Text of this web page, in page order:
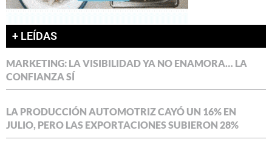
+ LEÍDAS
MARKETING: LA VISIBILIDAD YA NO ENAMORA… LA
CONFIANZA SÍ
LA PRODUCCIÓN AUTOMOTRIZ CAYÓ UN 16% EN
JULIO, PERO LAS EXPORTACIONES SUBIERON 28%